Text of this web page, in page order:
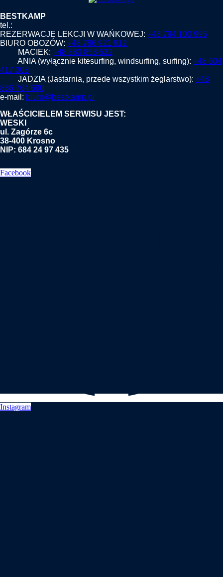
BESTKAMP
tel.:
REZERWACJE LEKCJI W WAŃKOWEJ: +48 794 100 995
BIURO OBOZÓW: +48 786 921 912
MACIEK: +48 880 853 532
ANIA (wyłącznie kitesurfing, windsurfing, surfing): +48 604
417 303
JADZIA (Jastarnia, przede wszystkim żeglarstwo): +48
886 764 690
e-mail: biuro@bestkamp.pl
WŁAŚCICIELEM SERWISU JEST:
WESKI
ul. Zagórze 6c
38-400 Krosno
NIP: 684 24 97 435
Facebook
Instagram